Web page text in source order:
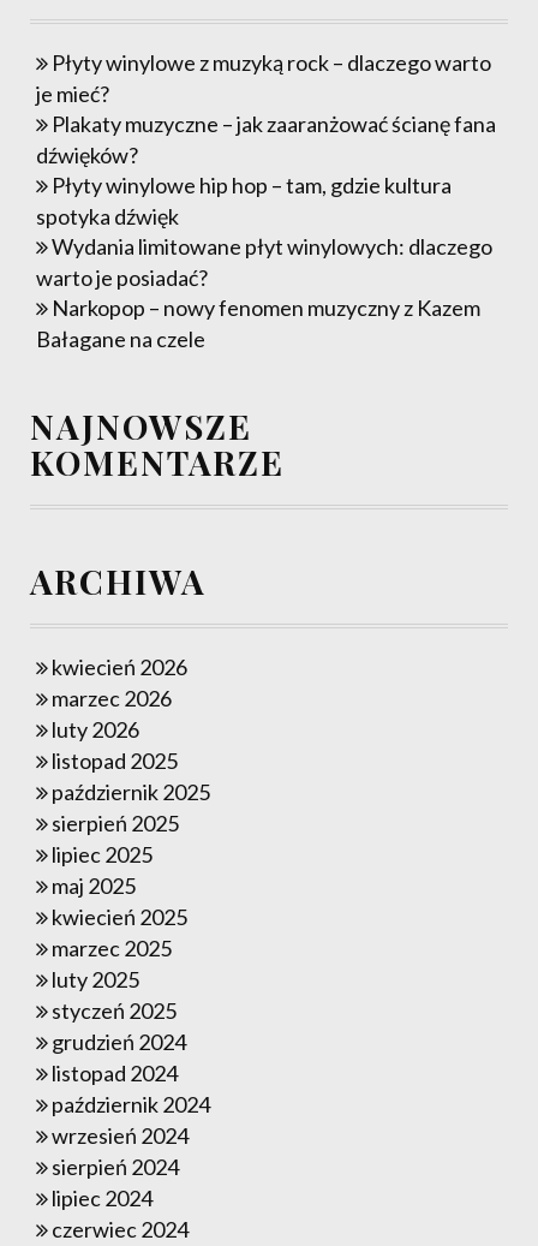
Płyty winylowe z muzyką rock – dlaczego warto
je mieć?
Plakaty muzyczne – jak zaaranżować ścianę fana
dźwięków?
Płyty winylowe hip hop – tam, gdzie kultura
spotyka dźwięk
Wydania limitowane płyt winylowych: dlaczego
warto je posiadać?
Narkopop – nowy fenomen muzyczny z Kazem
Bałagane na czele
NAJNOWSZE
KOMENTARZE
ARCHIWA
kwiecień 2026
marzec 2026
luty 2026
listopad 2025
październik 2025
sierpień 2025
lipiec 2025
maj 2025
kwiecień 2025
marzec 2025
luty 2025
styczeń 2025
grudzień 2024
listopad 2024
październik 2024
wrzesień 2024
sierpień 2024
lipiec 2024
czerwiec 2024